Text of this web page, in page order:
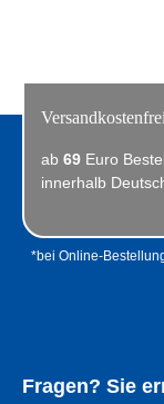
Fragen? Sie
Versandkostenfrei
ab 69 Euro
innerhalb
*bei Online-